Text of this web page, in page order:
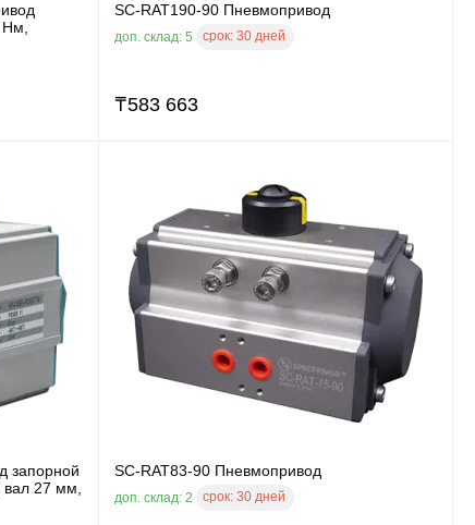
SC-RAT190-90 Пневмопривод
доп. склад: 5 срок: 30 дней
₸583 663
запорной
27 мм,
SC-RAT83-90 Пневмопривод
доп. склад: 2 срок: 30 дней